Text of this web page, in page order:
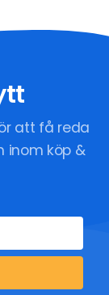
att få reda
inom köp &